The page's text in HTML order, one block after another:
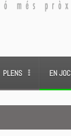
PLENS EN JOC